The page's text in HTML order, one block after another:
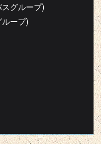
グループ)
ープ)